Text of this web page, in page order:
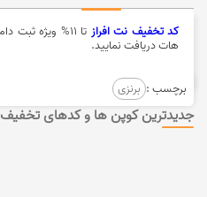
کد تخفیف نت افراز تا 11% ویژه ثبت دامنه و
هات دریافت نمایید.
برچسب : برنزی
جدیدترین کوپن ها و کدهای تخفیف